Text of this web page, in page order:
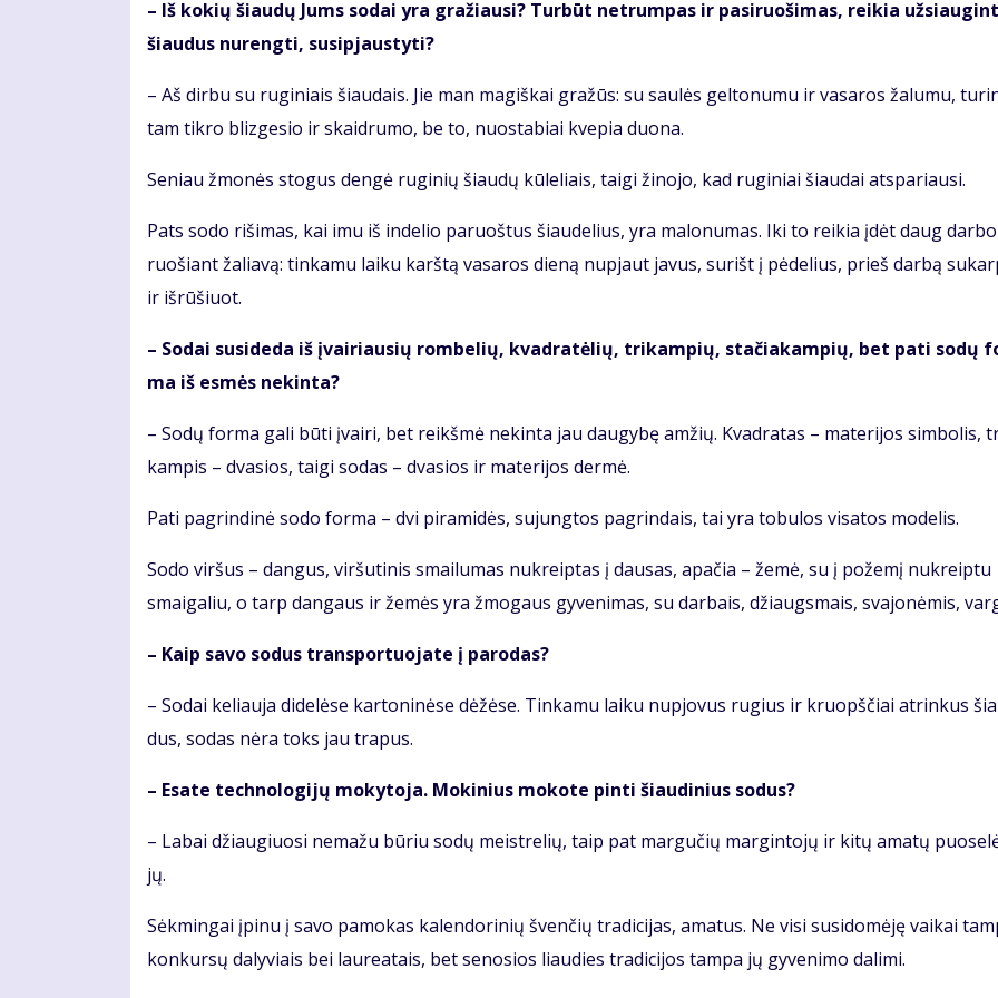
– Iš ko­kių šiau­dų Jums so­dai yra gra­žiau­si? Tur­būt ne­trum­pas ir pa­si­ruo­ši­mas, rei­kia
šiau­dus nu­reng­ti, su­si­pjaus­ty­ti?
– Aš dir­bu su ru­gi­niais šiau­dais. Jie man ma­giš­kai gra­žūs: su sau­lės gel­to­nu­mu ir va­sa­ros ža­lu­mu,
tam tik­ro bliz­ge­sio ir skaid­ru­mo, be to, nuo­sta­biai kve­pia duo­na.
Se­niau žmo­nės sto­gus den­gė ru­gi­nių šiau­dų kū­le­liais, tai­gi ži­no­jo, kad ru­gi­niai šiau­dai at­spa­riau­si.
Pats so­do ri­ši­mas, kai imu iš in­de­lio pa­ruoš­tus šiau­de­lius, yra ma­lo­nu­mas. Iki to rei­kia įdėt daug dar­bo
ruo­šiant ža­lia­vą: tin­ka­mu lai­ku karš­tą va­sa­ros die­ną nu­pjaut ja­vus, su­rišt į pė­de­lius, prieš dar­bą
ir iš­rū­šiuot.
– So­dai su­si­de­da iš įvai­riau­sių rom­be­lių, kvad­ra­tė­lių, tri­kam­pių, sta­čia­kam­pių, bet pa­ti so­dų
ma iš es­mės ne­kin­ta?
– So­dų for­ma ga­li bū­ti įvai­ri, bet reikš­mė ne­kin­ta jau dau­gy­bę am­žių. Kvad­ra­tas – ma­te­ri­jos sim­bo­lis,
kam­pis – dva­sios, tai­gi so­das – dva­sios ir ma­te­ri­jos der­mė.
Pa­ti pa­grin­di­nė so­do for­ma – dvi pi­ra­mi­dės, su­jung­tos pa­grin­dais, tai yra to­bu­los vi­sa­tos mo­de­lis.
So­do vir­šus – dan­gus, vir­šu­ti­nis smai­lu­mas nu­kreip­tas į dau­sas, apa­čia – že­mė, su į po­že­mį nu­kreip­tu
smai­ga­liu, o tarp dan­gaus ir že­mės yra žmo­gaus gy­ve­ni­mas, su dar­bais, džiaugs­mais, sva­jo­nė­mis,
– Kaip sa­vo so­dus trans­por­tuo­ja­te į pa­ro­das?
– So­dai ke­liau­ja di­de­lė­se kar­to­ni­nė­se dė­žė­se. Tin­ka­mu lai­ku nu­pjo­vus ru­gius ir kruopš­čiai at­rin­kus
dus, so­das nė­ra toks jau tra­pus.
– Esa­te tech­no­lo­gi­jų mo­ky­to­ja. Mo­ki­nius mo­ko­te pin­ti šiau­di­nius so­dus?
– La­bai džiau­giuo­si ne­ma­žu bū­riu so­dų meist­re­lių, taip pat mar­gu­čių mar­gin­to­jų ir ki­tų ama­tų
jų.
Sėk­min­gai įpi­nu į sa­vo pa­mo­kas ka­len­do­ri­nių šven­čių tra­di­ci­jas, ama­tus. Ne vi­si su­si­do­mė­ję vai­kai
kon­kur­sų da­ly­viais bei lau­re­a­tais, bet se­no­sios liau­dies tra­di­ci­jos tam­pa jų gy­ve­ni­mo da­li­mi.